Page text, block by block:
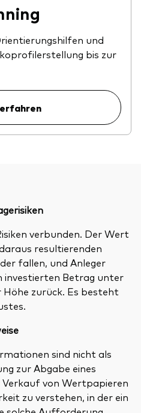
und
bis zur
verbunden. Der Wert
resultierenden
fallen, und Anleger
investierten Betrag unter
zurück. Es besteht
sind nicht als
zur Abgabe eines
von Wertpapieren
zu verstehen, in der ein